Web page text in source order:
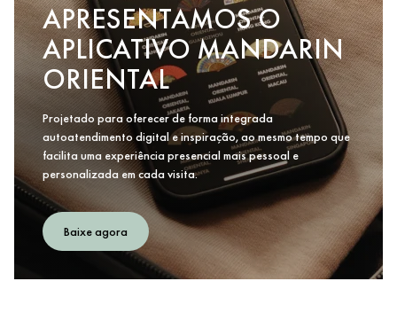
APRESENTAMOS O
APLICATIVO MANDARIN
ORIENTAL
Projetado para oferecer de forma integrada
autoatendimento digital e inspiração, ao mesmo tempo que
facilita uma experiência presencial mais pessoal e
personalizada em cada visita.
Baixe agora